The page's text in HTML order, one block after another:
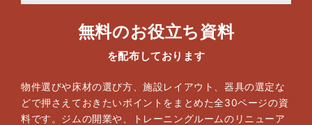
無料のお役立ち資料
を配布しております
物件選びや床材の選び方、施設レイアウト、器具の選定な
どで押さえておきたいポイントをまとめた全30ページの資
料です。ジムの開業や、トレーニングルームのリニューア